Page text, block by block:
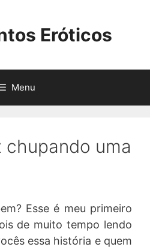
Eróticos
Menu
chupando uma
Esse é meu primeiro
de muito tempo lendo
essa história e quem